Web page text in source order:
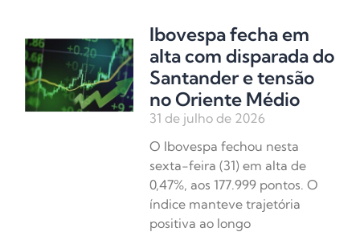
Ibovespa fecha em
alta com disparada do
Santander e tensão
no Oriente Médio
31 de julho de 2026
O Ibovespa fechou nesta
sexta-feira (31) em alta de
0,47%, aos 177.999 pontos. O
índice manteve trajetória
positiva ao longo